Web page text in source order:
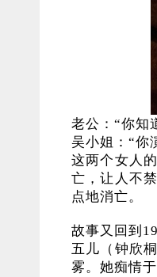
老公：“你知
吴小姐：“你
这两个女人
亡，让人不
点地消亡。
故事又回到
五儿（钟欣
雾。她痴情